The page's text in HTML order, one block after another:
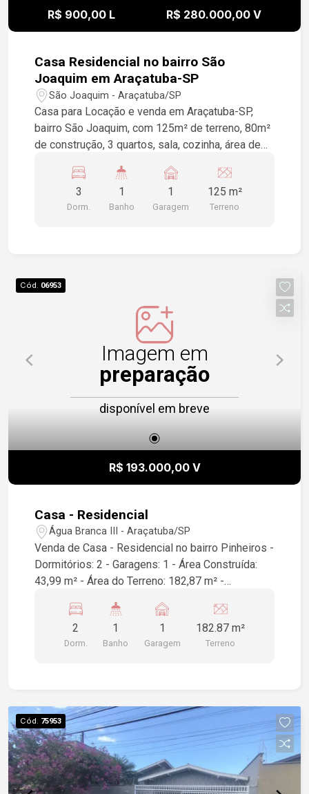
R$ 900,00 L R$ 280.000,00 V
Casa Residencial no bairro São
Joaquim em Araçatuba-SP
São Joaquim - Araçatuba/SP
Casa para Locação e venda em Araçatuba-SP,
bairro São Joaquim, com 125m² de terreno, 80m²
de construção, 3 quartos, sala, cozinha, área de
3
Dorm.
1
Banho
1
Garagem
125 m²
Terreno
Cód. 06953
Imagem em
preparação
disponível em breve
R$ 193.000,00 V
Casa - Residencial
Água Branca III - Araçatuba/SP
Venda de Casa - Residencial no bairro Pinheiros -
Dormitórios: 2 - Garagens: 1 - Área Construída:
43,99 m² - Área do Terreno: 182,87 m² -
interessado em mais detalhes ou agendar uma
visita, fique à vontade para entrar em contato!
2
Dorm.
1
Banho
1
Garagem
182.87 m²
Terreno
Cód. 75953